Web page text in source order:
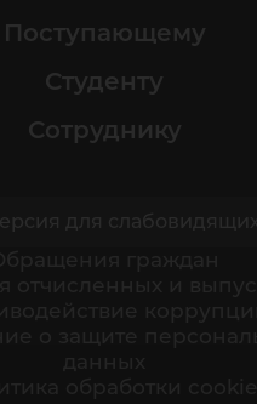
Поступающему
Студенту
Сотруднику